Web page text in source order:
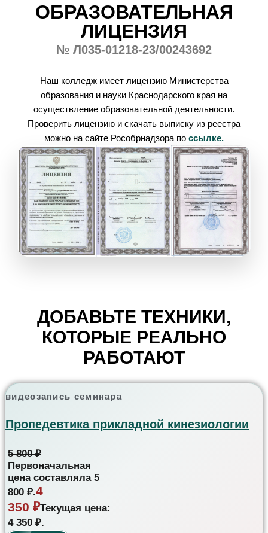
ОБРАЗОВАТЕЛЬНАЯ
ЛИЦЕНЗИЯ
№ Л035-01218-23/00243692
Наш колледж имеет лицензию Министерства
образования и науки Краснодарского края на
осуществление образовательной деятельности.
Проверить лицензию и скачать выписку из реестра
можно на сайте Рособрнадзора по ссылке.
ДОБАВЬТЕ ТЕХНИКИ,
КОТОРЫЕ РЕАЛЬНО
РАБОТАЮТ
видеозапись семинара
Пропедевтика прикладной кинезиологии
5 800₽
Первоначальная
цена составляла 5
800 ₽.4
350 ₽Текущая цена:
4 350 ₽.